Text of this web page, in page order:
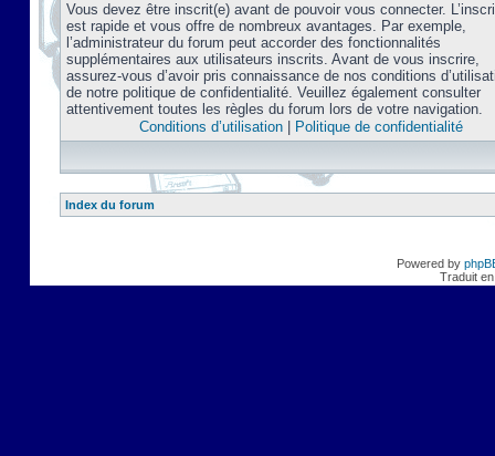
Vous devez être inscrit(e) avant de pouvoir vous connecter.
est rapide et vous offre de nombreux avantages. Par exemple,
l’administrateur du forum peut accorder des fonctionnalités
supplémentaires aux utilisateurs inscrits. Avant de vous inscrire,
assurez-vous d’avoir pris connaissance de nos conditions
de notre politique de confidentialité. Veuillez également consulter
attentivement toutes les règles du forum lors de votre navigation.
Conditions d’utilisation| Politique de confidentialité
Index du forum
Powered by
Traduit